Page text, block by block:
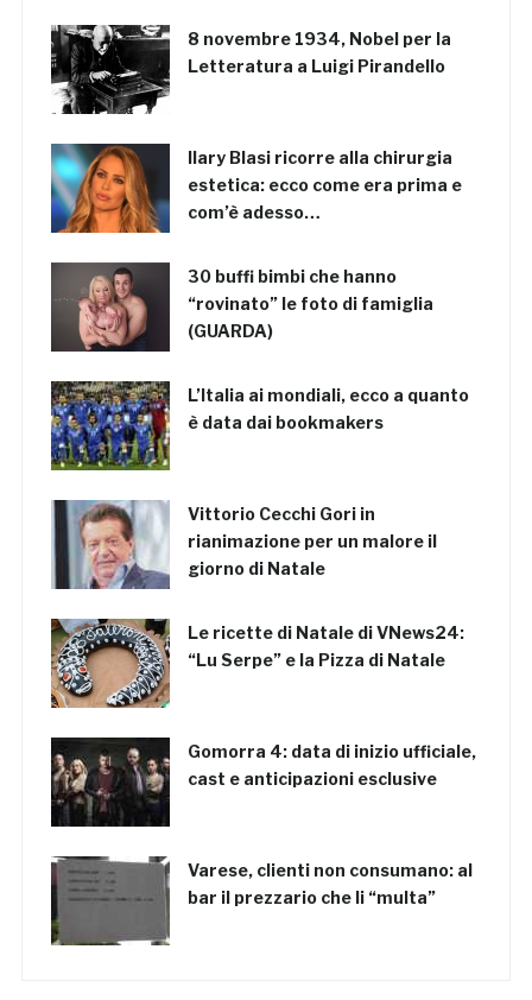
8 novembre 1934, Nobel per la
Letteratura a Luigi Pirandello
Ilary Blasi ricorre alla chirurgia
estetica: ecco come era prima e
com’è adesso…
30 buffi bimbi che hanno
“rovinato” le foto di famiglia
(GUARDA)
L’Italia ai mondiali, ecco a quanto
è data dai bookmakers
Vittorio Cecchi Gori in
rianimazione per un malore il
giorno di Natale
Le ricette di Natale di VNews24:
“Lu Serpe” e la Pizza di Natale
Gomorra 4: data di inizio ufficiale,
cast e anticipazioni esclusive
Varese, clienti non consumano: al
bar il prezzario che li “multa”